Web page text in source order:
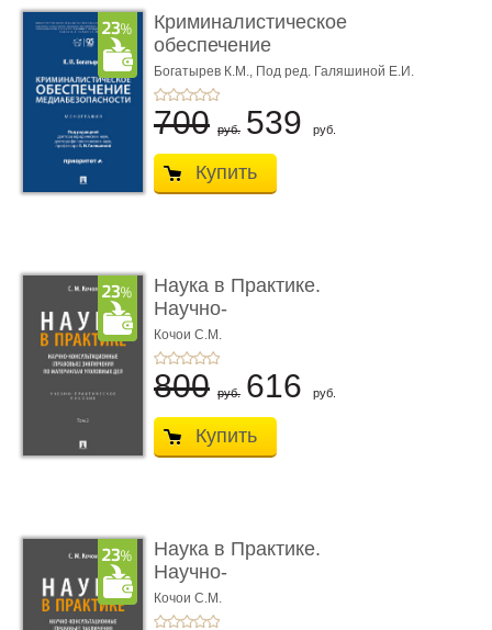
Криминалистическое
обеспечение
медиабезопас� ...
Богатырев К.М., Под ред. Галяшиной Е.И.
700 руб. 539 руб.
Купить
Наука в Практике.
Научно-
консультационные (пра
...
Кочои С.М.
800 руб. 616 руб.
Купить
Наука в Практике.
Научно-
консультационные (пра
...
Кочои С.М.